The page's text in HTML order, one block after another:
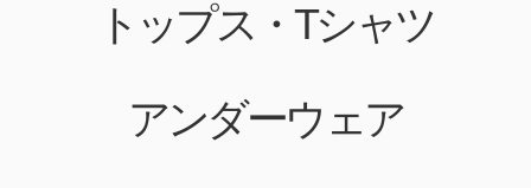
トップス・Tシャツ
アンダーウェア